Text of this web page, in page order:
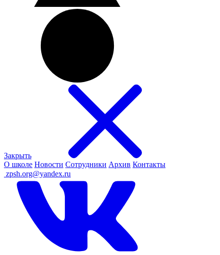
Закрыть
О школе Новости Сотрудники Архив Контакты
zpsh.org@yandex.ru